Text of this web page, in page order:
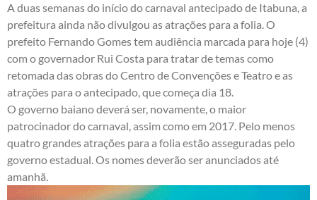
A duas semanas do início do carnaval antecipado de Itabuna, a
prefeitura ainda não divulgou as atrações para a folia. O
prefeito Fernando Gomes tem audiência marcada para hoje (4)
com o governador Rui Costa para tratar de temas como
retomada das obras do Centro de Convenções e Teatro e as
atrações para o antecipado, que começa dia 18.
O governo baiano deverá ser, novamente, o maior
patrocinador do carnaval, assim como em 2017. Pelo menos
quatro grandes atrações para a folia estão asseguradas pelo
governo estadual. Os nomes deverão ser anunciados até
amanhã.